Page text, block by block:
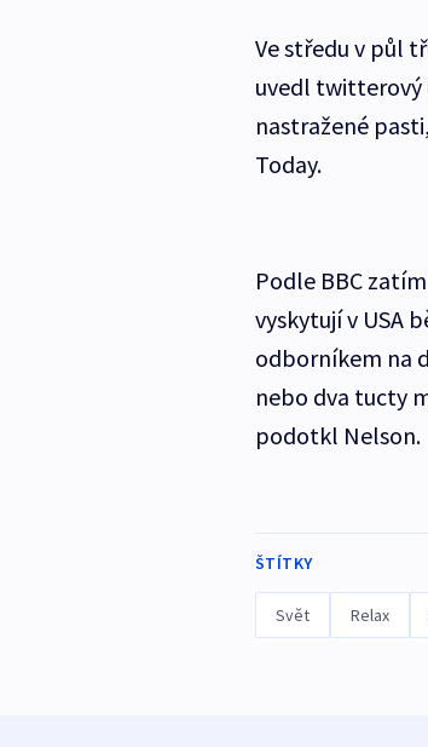
Ve středu v půl
uvedl twitterový
nastražené
Today.
Podle BBC
vyskytují v USA
odborníkem na
nebo dva tucty
podotkl Nelson.
ŠTÍTKY
Svět Relax